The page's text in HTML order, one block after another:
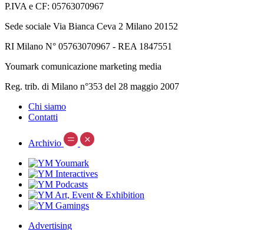
P.IVA e CF: 05763070967
Sede sociale Via Bianca Ceva 2 Milano 20152
RI Milano N° 05763070967 - REA 1847551
Youmark comunicazione marketing media
Reg. trib. di Milano n°353 del 28 maggio 2007
Chi siamo
Contatti
Archivio
Advertising